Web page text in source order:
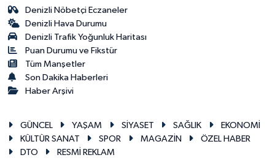
Denizli Nöbetçi Eczaneler
Denizli Hava Durumu
Denizli Trafik Yoğunluk Haritası
Puan Durumu ve Fikstür
Tüm Manşetler
Son Dakika Haberleri
Haber Arşivi
GÜNCEL YAŞAM SİYASET SAĞLIK
EKONOMİ
KÜLTÜR SANAT
SPOR MAGAZİN
ÖZEL HABER
DTO
RESMİ REKLAM